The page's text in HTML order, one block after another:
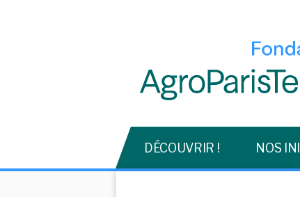
DÉCOUVRIR ! NOS